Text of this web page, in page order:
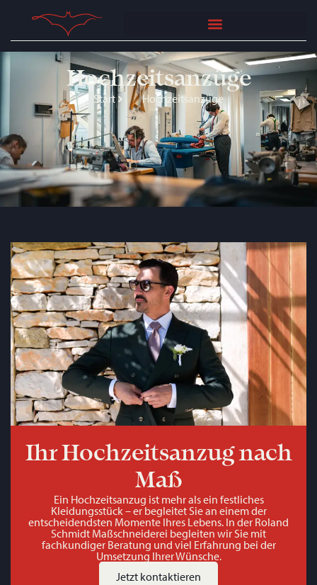
Hochzeitsanzüge
Start Hochzeitsanzüge
Ihr Hochzeitsanzug nach
Maß
Ein Hochzeitsanzug ist mehr als ein festliches
Kleidungsstück – er begleitet Sie an einem der
entscheidendsten Momente Ihres Lebens. In der Roland
Schmidt Maßschneiderei begleiten wir Sie mit
fachkundiger Beratung und viel Erfahrung bei der
Umsetzung Ihrer Wünsche.
Jetzt kontaktieren